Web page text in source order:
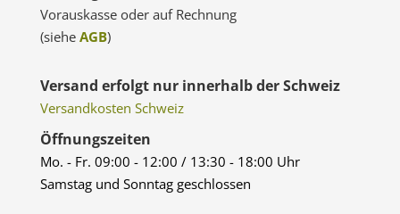
Vorauskasse oder auf Rechnung
(siehe AGB)
Versand erfolgt nur innerhalb der Schweiz
Versandkosten Schweiz
Öffnungszeiten
Mo. - Fr. 09:00 - 12:00 / 13:30 - 18:00 Uhr
Samstag und Sonntag geschlossen